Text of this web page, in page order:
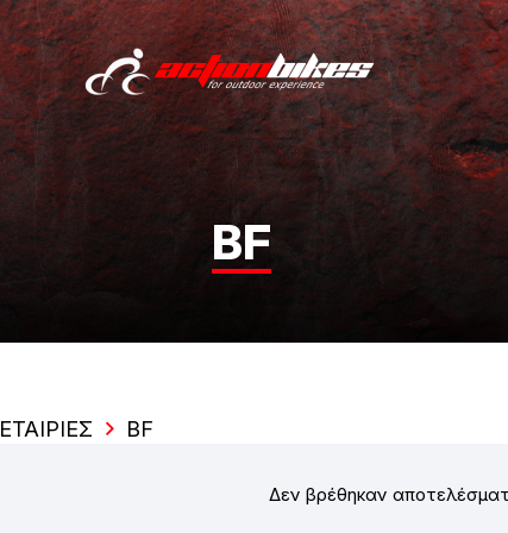
BF
ΕΤΑΙΡΊΕΣ BF
Δεν βρέθηκαν